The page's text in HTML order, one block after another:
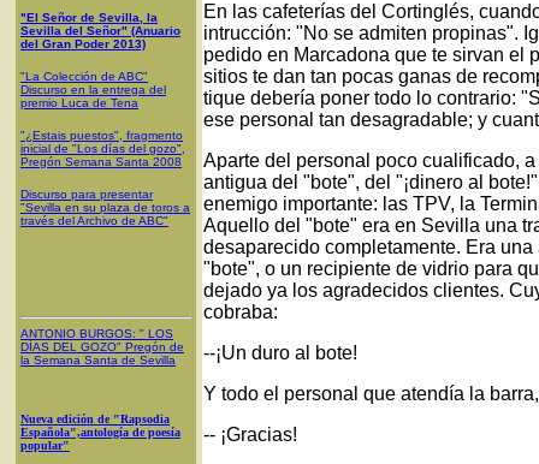
"El Señor de Sevilla, la
Sevilla del Señor" (Anuario
del Gran Poder 2013)
"La Colección de ABC"
Discurso en la entrega del
premio Luca de Tena
"¿Estais puestos", fragmento
inicial de "Los días del gozo",
Pregón Semana Santa 2008
Discurso para presentar
"Sevilla en su plaza de toros a
través del Archivo de ABC"
ANTONIO BURGOS: " LOS
DÍAS DEL GOZO" Pregón de
la Semana Santa de Sevilla
Nueva edición de "Rapsodia
Española",antología de poesía
popular"
En las cafeterías del Cortinglés,
intrucción: "No se admiten propinas".
pedido en Marcadona que te sirvan el
sitios te dan tan pocas ganas de
tique debería poner todo lo contrario:
ese personal tan desagradable; y
Aparte del personal poco cualificado,
antigua del "bote", del "¡dinero al
enemigo importante: las TPV, la
Aquello del "bote" era en Sevilla una
desaparecido completamente. Era
"bote", o un recipiente de vidrio para
dejado ya los agradecidos clientes.
cobraba:
--¡Un duro al bote!
Y todo el personal que atendía la
-- ¡Gracias!